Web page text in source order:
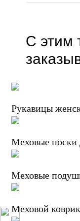
С этим
Рукавицы
Меховые носки
Меховые
Меховой коврик